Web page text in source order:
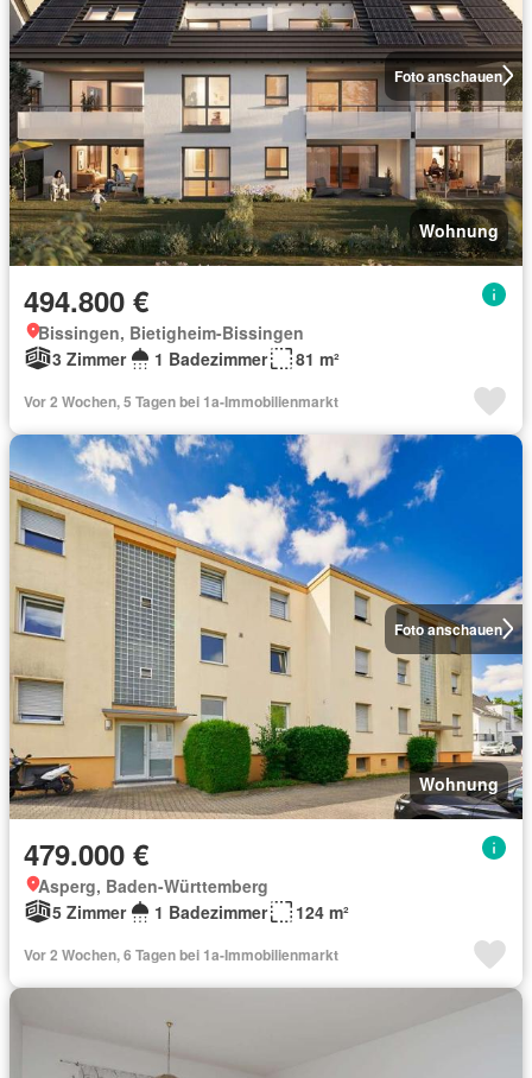
Foto anschauen
Wohnung
494.800 €
Bissingen, Bietigheim-Bissingen
3 Zimmer
1 Badezimmer 81 m²
Vor 2 Wochen, 5 Tagen bei 1a-Immobilienmarkt
Foto anschauen
Wohnung
479.000 €
Asperg, Baden-Württemberg
5 Zimmer
1 Badezimmer 124 m²
Vor 2 Wochen, 6 Tagen bei 1a-Immobilienmarkt